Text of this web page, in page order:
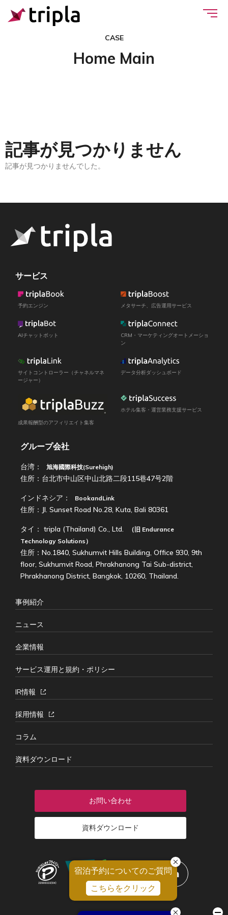
CASE
Home Main
記事が見つかりません
記事が見つかりませんでした。
サービス
予約エンジン メタサーチ、広告運用サービス
AIチャットボット
CRM・マーケティングオートメーショ
ン
サイトコントローラー（チャネルマネ
ージャー）
データ分析ダッシュボード
成果報酬型のアフィリエイト集客
ホテル集客・運営業務支援サービス
グループ会社
台湾： 旭海國際科技(Surehigh)
住所：台北市中山区中山北路二段115巷47号2階
インドネシア： BookandLink
住所：Jl. Sunset Road No.28, Kuta, Bali 80361
タイ： tripla (Thailand) Co., Ltd. （旧 Endurance
Technology Solutions ）
住所：No.1840, Sukhumvit Hills Building, Office 930, 9th
floor, Sukhumvit Road, Phrakhanong Tai Sub-district,
Phrakhanong District, Bangkok, 10260, Thailand.
事例紹介
ニュース
企業情報
サービス運用と規約・ポリシー
IR情報
採用情報
コラム
資料ダウンロード
お問い合わせ
資料ダウンロード